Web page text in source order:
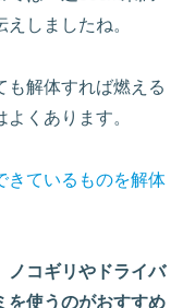
しましたね。
も解体すれば燃える
くあります。
きているものを解体
ノコギリやドライバ
を使うのがおすすめ